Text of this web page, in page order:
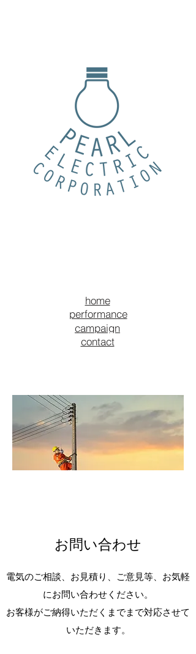
home
performance
campaign
contact
お問い合わせ
電気のご相談、お見積り、ご意見等、お気軽
にお問い合わせください。
お客様がご納得いただくまでまで対応させて
いただきます。